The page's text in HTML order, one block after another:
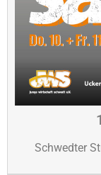
Schwedter